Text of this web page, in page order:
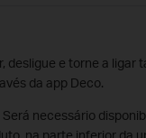
desligue e torne a ligar
da app Deco.
necessário
na parte inferior da